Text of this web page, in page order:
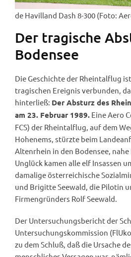
de Havilland Dash 8-300 (Foto:
Der tragische
Bodensee
Die Geschichte der Rheintalflug
tragischen Ereignis verbunden,
hinterließ: Der Absturz des
am 23. Februar 1989. Eine Aero
FCS) der Rheintalflug, auf dem
Hohenems, stürzte beim
Altenrhein in den Bodensee, nahe
Unglück kamen alle elf Insassen
damalige österreichische
und Brigitte Seewald, die Pilotin
Firmengründers Rolf Seewald.
Der Untersuchungsbericht der
Untersuchungskommission
zu dem Schluß, daß die Ursache